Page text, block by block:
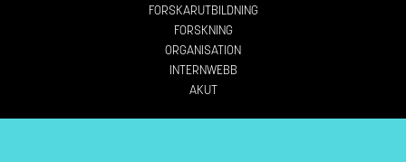
FORSKARUTBILDNING
FORSKNING
ORGANISATION
INTERNWEBB
AKUT